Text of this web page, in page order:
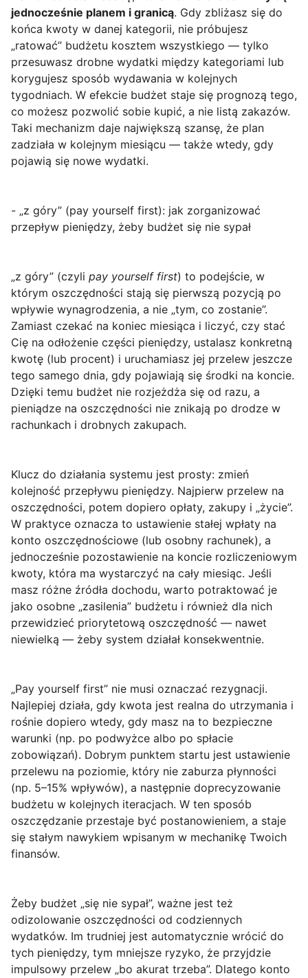
jednocześnie planem i granicą. Gdy zbliżasz się do
końca kwoty w danej kategorii, nie próbujesz
„ratować” budżetu kosztem wszystkiego — tylko
przesuwasz drobne wydatki między kategoriami lub
korygujesz sposób wydawania w kolejnych
tygodniach. W efekcie budżet staje się prognozą tego,
co możesz pozwolić sobie kupić, a nie listą zakazów.
Taki mechanizm daje największą szansę, że plan
zadziała w kolejnym miesiącu — także wtedy, gdy
pojawią się nowe wydatki.
- „z góry” (pay yourself first): jak zorganizować
przepływ pieniędzy, żeby budżet się nie sypał
„z góry” (czyli pay yourself first) to podejście, w
którym oszczędności stają się pierwszą pozycją po
wpływie wynagrodzenia, a nie „tym, co zostanie”.
Zamiast czekać na koniec miesiąca i liczyć, czy stać
Cię na odłożenie części pieniędzy, ustalasz konkretną
kwotę (lub procent) i uruchamiasz jej przelew jeszcze
tego samego dnia, gdy pojawiają się środki na koncie.
Dzięki temu budżet nie rozjeżdża się od razu, a
pieniądze na oszczędności nie znikają po drodze w
rachunkach i drobnych zakupach.
Klucz do działania systemu jest prosty: zmień
kolejność przepływu pieniędzy. Najpierw przelew na
oszczędności, potem dopiero opłaty, zakupy i „życie”.
W praktyce oznacza to ustawienie stałej wpłaty na
konto oszczędnościowe (lub osobny rachunek), a
jednocześnie pozostawienie na koncie rozliczeniowym
kwoty, która ma wystarczyć na cały miesiąc. Jeśli
masz różne źródła dochodu, warto potraktować je
jako osobne „zasilenia” budżetu i również dla nich
przewidzieć priorytetową oszczędność — nawet
niewielką — żeby system działał konsekwentnie.
„Pay yourself first” nie musi oznaczać rezygnacji.
Najlepiej działa, gdy kwota jest realna do utrzymania i
rośnie dopiero wtedy, gdy masz na to bezpieczne
warunki (np. po podwyżce albo po spłacie
zobowiązań). Dobrym punktem startu jest ustawienie
przelewu na poziomie, który nie zaburza płynności
(np. 5–15% wpływów), a następnie doprecyzowanie
budżetu w kolejnych iteracjach. W ten sposób
oszczędzanie przestaje być postanowieniem, a staje
się stałym nawykiem wpisanym w mechanikę Twoich
finansów.
Żeby budżet „się nie sypał”, ważne jest też
odizolowanie oszczędności od codziennych
wydatków. Im trudniej jest automatycznie wrócić do
tych pieniędzy, tym mniejsze ryzyko, że przyjdzie
impulsowy przelew „bo akurat trzeba”. Dlatego konto